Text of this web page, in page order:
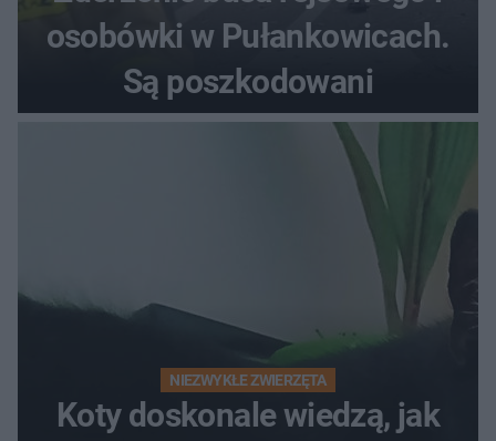
osobówki w Pułankowicach.
Są poszkodowani
NIEZWYKŁE ZWIERZĘTA
Koty doskonale wiedzą, jak